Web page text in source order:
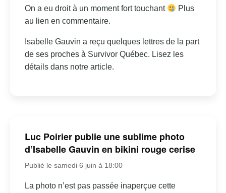
On a eu droit à un moment fort touchant
Plus
au lien en commentaire.
Isabelle Gauvin a reçu quelques lettres de la part
de ses proches à Survivor Québec. Lisez les
détails dans notre article.
Luc Poirier publie une sublime photo
d’Isabelle Gauvin en bikini rouge cerise
Publié le samedi 6 juin à 18:00
La photo n’est pas passée inaperçue cette